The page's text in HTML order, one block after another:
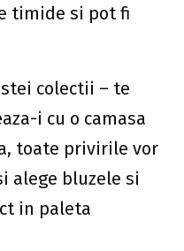
timide si pot fi
colectii – te
i cu o camasa
toate privirile vor
alege bluzele si
in paleta